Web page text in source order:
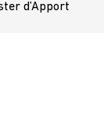
d’Apport